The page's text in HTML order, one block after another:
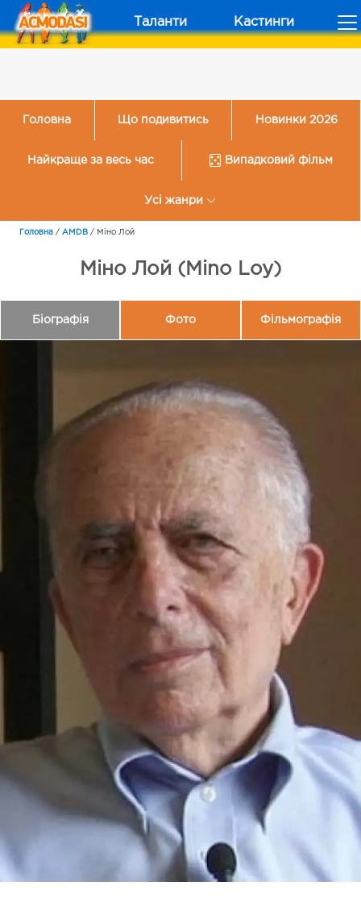
Таланти Кастинги
Головна Що подивитись Новинки 2026
Найкраще за весь час Випадковий фільм
Усі жанри
Головна / AMDB / Міно Лой
Міно Лой (Mino Loy)
Біографія Фото Фільмографія